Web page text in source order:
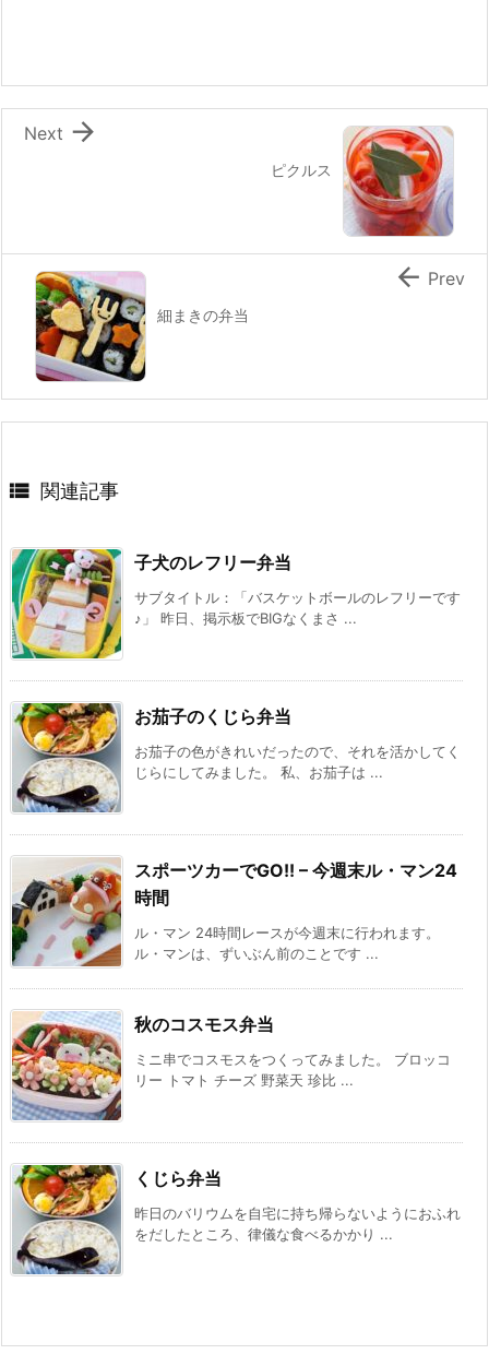
ピクルス

Next
細まきの弁当
 Prev
 関連記事
子犬のレフリー弁当
サブタイトル：「バスケットボールのレフリーです
♪」 昨日、掲示板でBIGなくまさ ...
お茄子のくじら弁当
お茄子の色がきれいだったので、それを活かしてく
じらにしてみました。 私、お茄子は ...
スポーツカーでGO!! – 今週末ル・マン24
時間
ル・マン 24時間レースが今週末に行われます。
ル・マンは、ずいぶん前のことです ...
秋のコスモス弁当
ミニ串でコスモスをつくってみました。 ブロッコ
リー トマト チーズ 野菜天 珍比 ...
くじら弁当
昨日のバリウムを自宅に持ち帰らないようにおふれ
をだしたところ、律儀な食べるかかり ...